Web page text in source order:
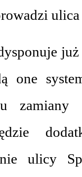
ulica
one
zamiany
ulicy